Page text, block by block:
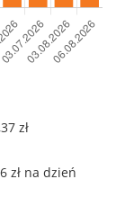
zł
zł na dzień